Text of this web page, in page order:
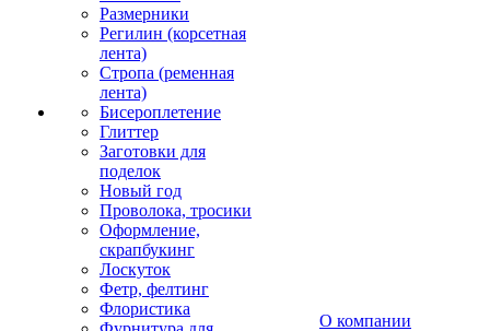
Размерники
Регилин (корсетная
лента)
Стропа (ременная
лента)
Бисероплетение
Глиттер
Заготовки для
поделок
Новый год
Проволока, тросики
Оформление,
скрапбукинг
Лоскуток
Фетр, фелтинг
Флористика
О компании